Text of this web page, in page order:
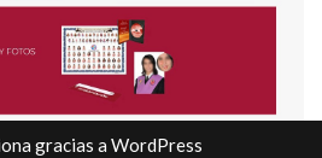
gracias a WordPress